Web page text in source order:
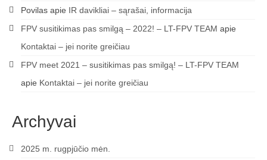
Povilas apie IR davikliai – sąrašai, informacija
FPV susitikimas pas smilgą – 2022! – LT-FPV TEAM apie
Kontaktai – jei norite greičiau
FPV meet 2021 – susitikimas pas smilgą! – LT-FPV TEAM
apie Kontaktai – jei norite greičiau
Archyvai
2025 m. rugpjūčio mėn.